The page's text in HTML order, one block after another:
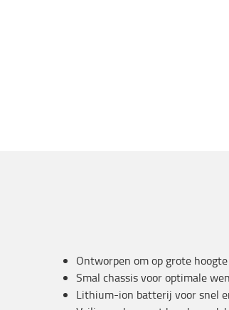
Ontworpen om op grote
Smal chassis voor optimale
Lithium-ion batterij voor snel